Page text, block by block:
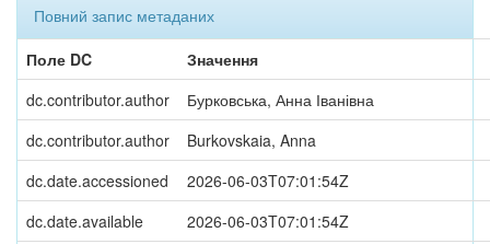
Повний запис метаданих
Поле DC
Значення
dc.contributor.author
Бурковська, Анна Іванівна
dc.contributor.author
Burkovskaia, Anna
dc.date.accessioned
2026-06-03T07:01:54Z
dc.date.available
2026-06-03T07:01:54Z